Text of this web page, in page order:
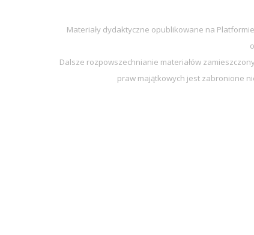
Materiały dydaktyczne opublikowane na
Dalsze rozpowszechnianie materiałów
praw majątkowych jest zabronione